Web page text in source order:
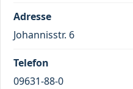
Adresse
Johannisstr. 6
Telefon
09631-88-0